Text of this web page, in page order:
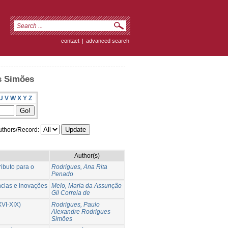
contact | advanced search
Simões
V W X Y Z
Record:
Author(s)
para o
Rodrigues, Ana Rita
Penado
e inovações Melo, Maria da Assunção
Gil Correia de
XIX)
Rodrigues, Paulo
Alexandre Rodrigues
Simões